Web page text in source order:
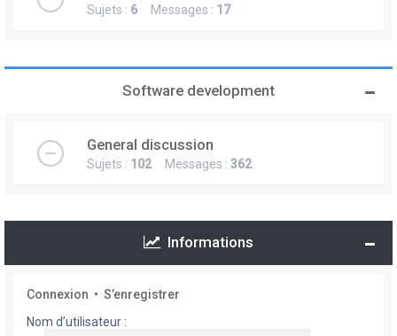
Sujets : 6 Messages : 17
Software development
General discussion
Sujets : 102Messages : 362
Informations
Connexion • S’enregistrer
Nom d’utilisateur :